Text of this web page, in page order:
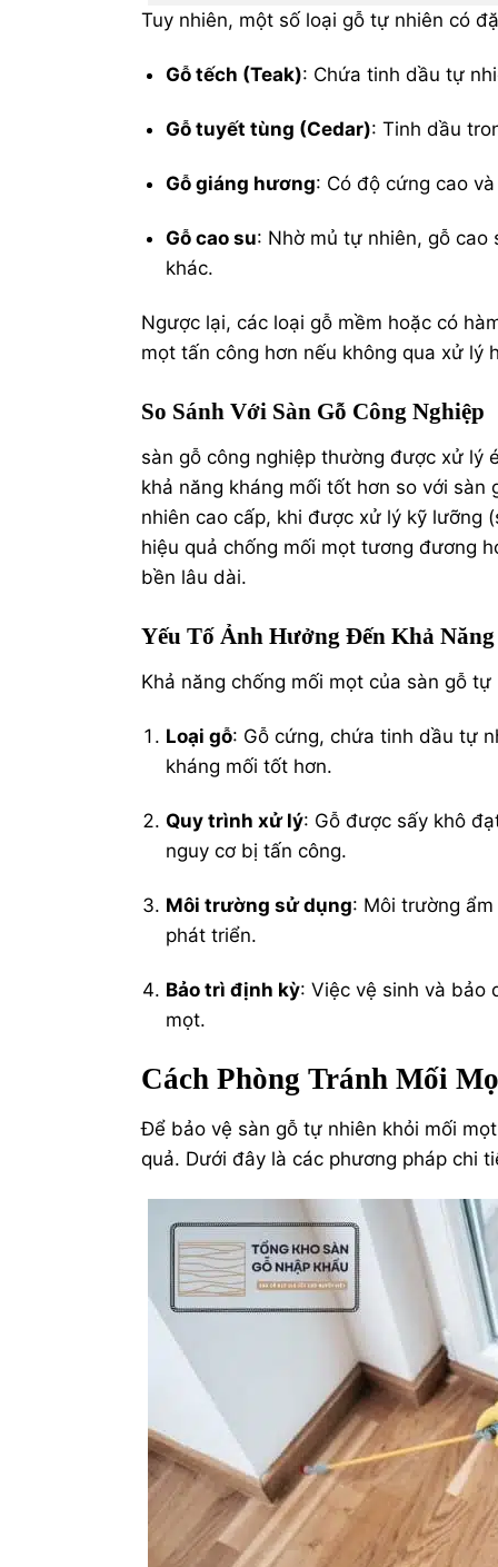
Tuy nhiên, một số loại gỗ tự nhiên có
Gỗ tếch (Teak): Chứa tinh dầu tự
Gỗ tuyết tùng (Cedar): Tinh dầu
Gỗ giáng hương: Có độ cứng cao
Gỗ cao su: Nhờ mủ tự nhiên, gỗ cao
khác.
Ngược lại, các loại gỗ mềm hoặc có
mọt tấn công hơn nếu không qua xử lý
So Sánh Với Sàn Gỗ Công Nghiệp
sàn gỗ công nghiệp thường được xử lý
khả năng kháng mối tốt hơn so với
nhiên cao cấp, khi được xử lý kỹ lưỡng
hiệu quả chống mối mọt tương đương
bền lâu dài.
Yếu Tố Ảnh Hưởng Đến Khả
Khả năng chống mối mọt của sàn gỗ
Loại gỗ: Gỗ cứng, chứa tinh dầu tự
kháng mối tốt hơn.
Quy trình xử lý: Gỗ được sấy khô
nguy cơ bị tấn công.
Môi trường sử dụng: Môi trường
phát triển.
Bảo trì định kỳ: Việc vệ sinh và bảo
mọt.
Cách Phòng Tránh Mối
Để bảo vệ sàn gỗ tự nhiên khỏi mối
quả. Dưới đây là các phương pháp chi